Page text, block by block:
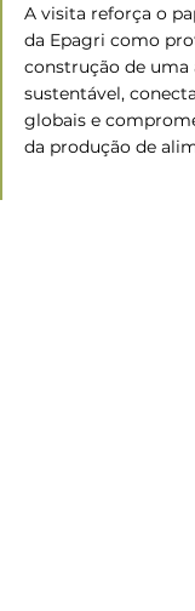
A visita reforça o
da Epagri como
construção de
sustentável,
globais e
da produção de